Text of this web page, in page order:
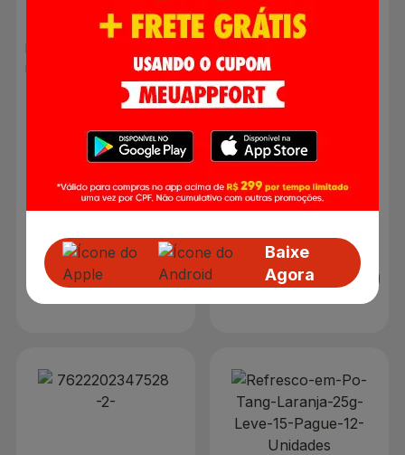
R$ 15,90
Adicionar
Refresco em Pó Tang
Guananá 18g
R$ 1,39
R$ 0,95
Adicionar
Baixe
Agora